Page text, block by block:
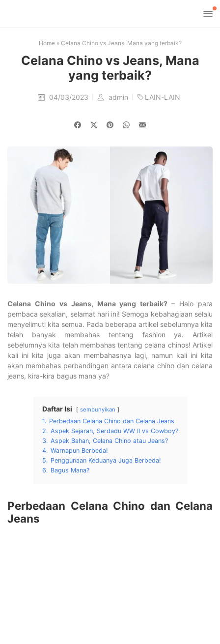
Home» Celana Chino vs Jeans, Mana yang terbaik?
Celana Chino vs Jeans, Mana
yang terbaik?
04/03/2023 admin LAIN-LAIN
Celana Chino vs Jeans, Mana yang terbaik?– Halo para
pembaca sekalian, selamat hari ini! Semoga kebahagiaan selalu
menyelimuti kita semua. Pada beberapa artikel sebelumnya kita
telah banyak membahas tentang fashion ya. Artikel
sebelumnya kita telah membahas tentang celana chinos! Artikel
kali ini kita juga akan membahasnya lagi, namun kali ini kita
akan membahas perbandingan antara celana chino dan celana
jeans, kira-kira bagus mana ya?
Daftar Isi sembunyikan
1. Perbedaan Celana Chino dan Celana Jeans
2. Aspek Sejarah, Serdadu WW II vs Cowboy?
3. Aspek Bahan, Celana Chino atau Jeans?
4. Warnapun Berbeda!
5. Penggunaan Keduanya Juga Berbeda!
6. Bagus Mana?
Perbedaan Celana Chino dan Celana
Jeans